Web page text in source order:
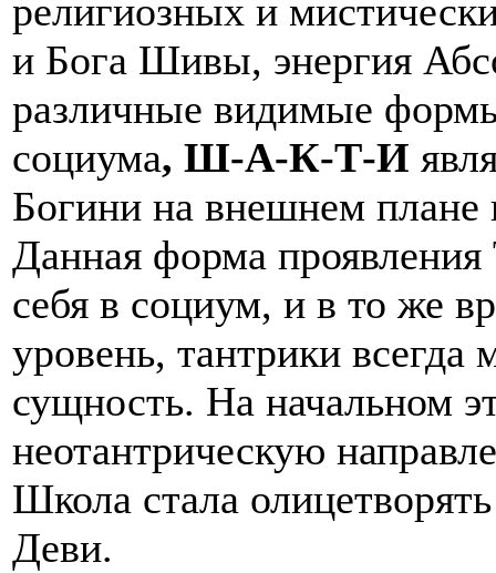
религиозных и
и Бога Шивы, энергия
различные видимые
социума, Ш-А-К-Т-И
Богини на внешнем
Данная форма проявления
себя в социум, и в то же
уровень, тантрики
сущность. На начальном
неотантрическую
Школа стала
Деви.